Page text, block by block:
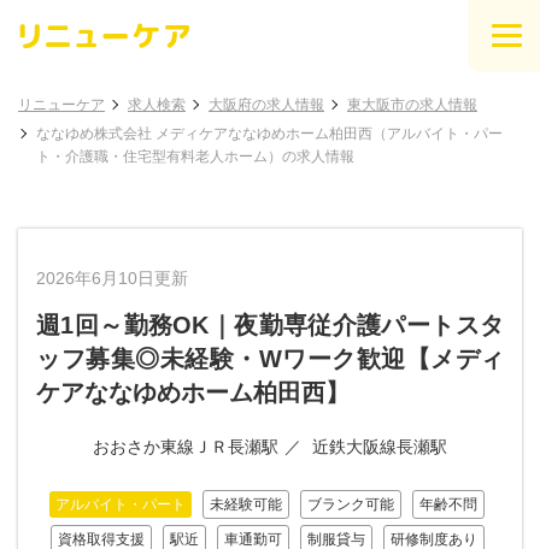
リニューケア 求人検索 大阪府の求人情報
東大阪市の求人情報
ななゆめ株式会社 メディケアななゆめホーム柏田西（アルバイト・パー
ト・介護職・住宅型有料老人ホーム）の求人情報
2026年6月10日更新
週1回～勤務OK｜夜勤専従介護パートスタ
ッフ募集◎未経験・Wワーク歓迎【メディ
ケアななゆめホーム柏田西】
おおさか東線ＪＲ長瀬駅 近鉄大阪線長瀬駅
アルバイト・パート 未経験可能 ブランク可能 年齢不問
資格取得支援 駅近 車通勤可 制服貸与 研修制度あり